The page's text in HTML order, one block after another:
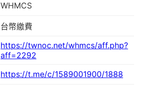
WHMCS
台幣繳費
https://twnoc.net/whmcs/aff.php?
aff=2292
https://t.me/c/1589001900/1888